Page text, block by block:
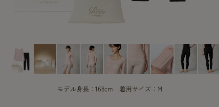
モデル身長：168cm 着用サイズ：M